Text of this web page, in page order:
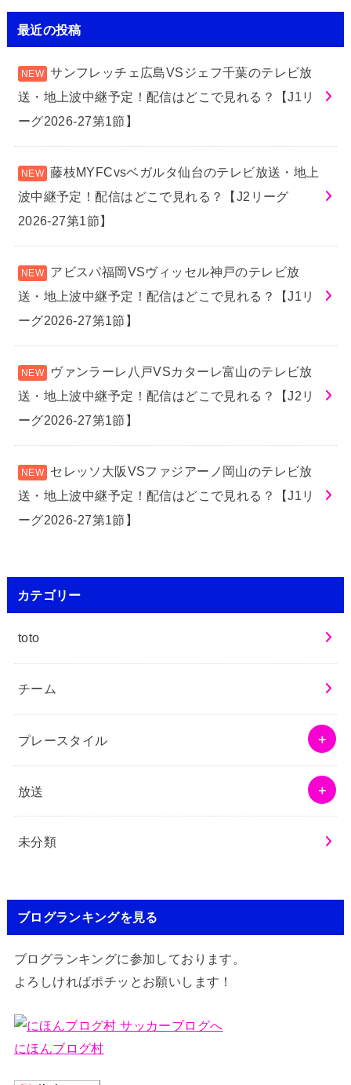
最近の投稿
サンフレッチェ広島VSジェフ千葉のテレビ放
送・地上波中継予定！配信はどこで見れる？【J1リ
ーグ2026-27第1節】
藤枝MYFCvsベガルタ仙台のテレビ放送・地上
波中継予定！配信はどこで見れる？【J2リーグ
2026-27第1節】
アビスパ福岡VSヴィッセル神戸のテレビ放
送・地上波中継予定！配信はどこで見れる？【J1リ
ーグ2026-27第1節】
ヴァンラーレ八戸VSカターレ富山のテレビ放
送・地上波中継予定！配信はどこで見れる？【J2リ
ーグ2026-27第1節】
セレッソ大阪VSファジアーノ岡山のテレビ放
送・地上波中継予定！配信はどこで見れる？【J1リ
ーグ2026-27第1節】
カテゴリー
toto
チーム
プレースタイル
放送
未分類
ブログランキングを見る
ブログランキングに参加しております。
よろしければポチッとお願いします！
にほんブログ村